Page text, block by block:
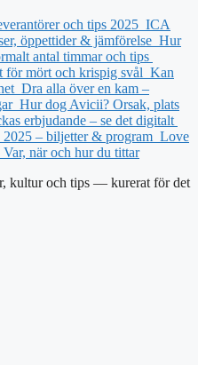
och tips 2025 ICA
öppettider & jämförelse Hur
antal timmar och tips
för mört och krispig svål Kan
Dra alla över en kam –
Hur dog Avicii? Orsak, plats
erbjudande – se det digitalt
– biljetter & program Love
när och hur du tittar
kultur och tips — kurerat för det